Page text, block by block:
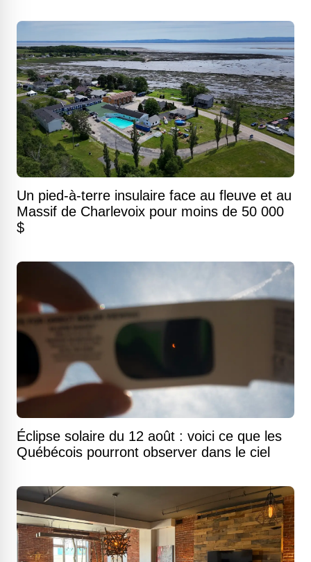
Un pied-à-terre insulaire face au fleuve et au
Massif de Charlevoix pour moins de 50 000
$
Éclipse solaire du 12 août : voici ce que les
Québécois pourront observer dans le ciel